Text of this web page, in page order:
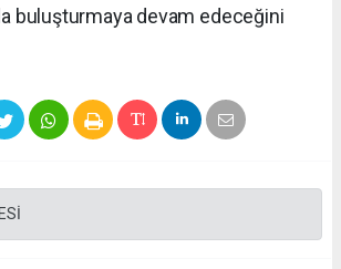
buluşturmaya devam edeceğini